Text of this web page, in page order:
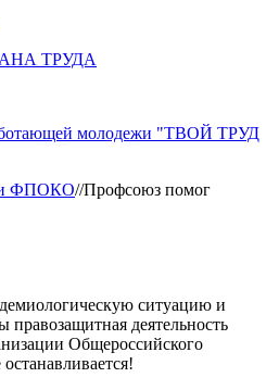
ТРУДА
молодежи "ТВОЙ ТРУД
ФПОКО//Профсоюз помог
ситуацию и
правозащитная деятельность
Общероссийского